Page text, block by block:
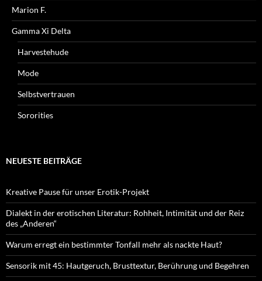
Marion F.
Gamma Xi Delta
Harvestehude
Mode
Selbstvertrauen
Sororities
NEUESTE BEITRÄGE
Kreative Pause für unser Erotik-Projekt
Dialekt in der erotischen Literatur: Rohheit, Intimität und der Reiz
des „Anderen“
Warum erregt ein bestimmter Tonfall mehr als nackte Haut?
Sensorik mit 45: Hautgeruch, Brusttextur, Berührung und Begehren